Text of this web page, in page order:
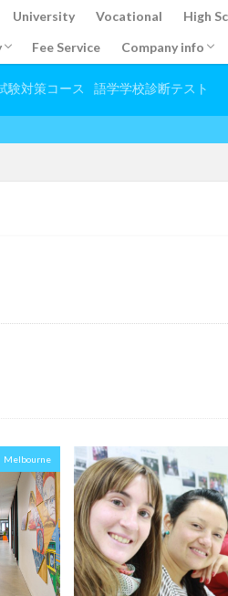
programs
University Vocational High
Fee Service Company info
Company info
験対策コース 語学学校診断テスト
Melbourne